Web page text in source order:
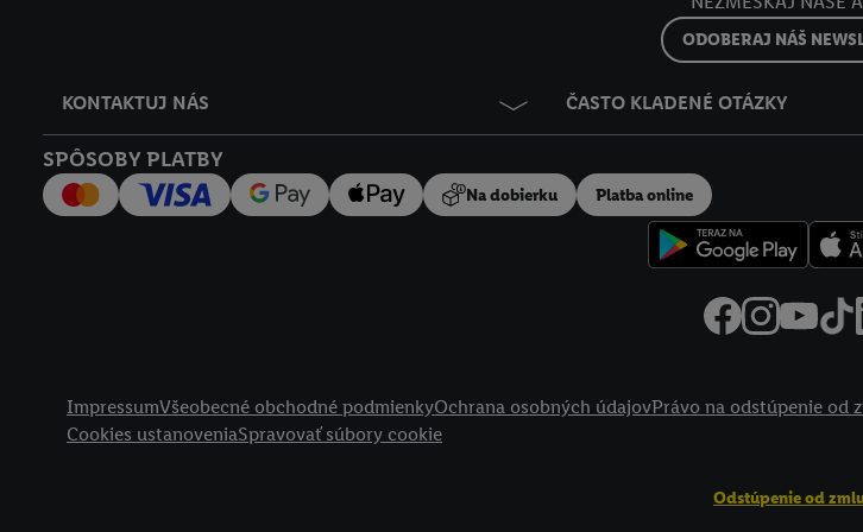
ODOBERAJ NÁŠ
KONTAKTUJ NÁS ČASTO KLADENÉ OTÁZKY
SPÔSOBY PLATBY
Na dobierku Platba online
ImpressumVšeobecné obchodné podmienkyOchrana osobných údajovPrávo na odstúpenie od
Cookies ustanoveniaSpravovať súbory cookie
Odstúpenie od